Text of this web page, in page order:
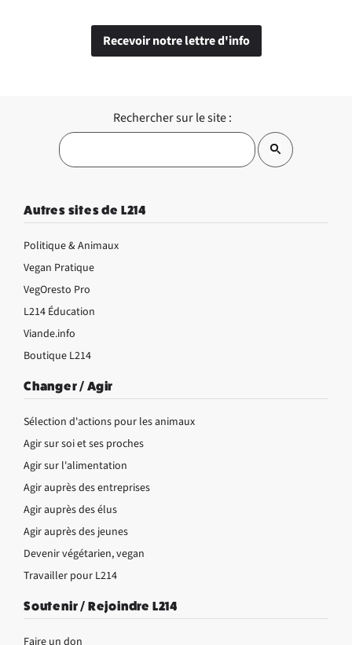
Recevoir notre lettre d'info
Rechercher sur le site :
Autres sites de L214
Politique & Animaux
Vegan Pratique
VegOresto Pro
L214 Éducation
Viande.info
Boutique L214
Changer / Agir
Sélection d'actions pour les animaux
Agir sur soi et ses proches
Agir sur l'alimentation
Agir auprès des entreprises
Agir auprès des élus
Agir auprès des jeunes
Devenir végétarien, vegan
Travailler pour L214
Soutenir / Rejoindre L214
Faire un don